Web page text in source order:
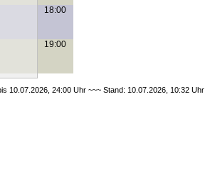
18:00
19:00
10.07.2026, 24:00 Uhr ~~~ Stand: 10.07.2026, 10:32 Uhr